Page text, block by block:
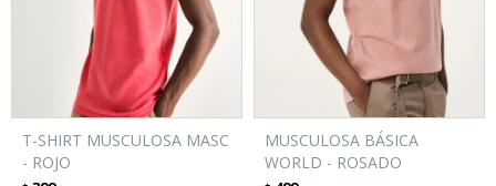
T-SHIRT MUSCULOSA MASC
- ROJO
MUSCULOSA BÁSICA
WORLD - ROSADO